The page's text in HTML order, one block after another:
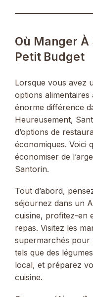
Où Manger À
Petit Budget
Lorsque vous avez
options
énorme différence
Heureusement,
d’options de
économiques. Voici
économiser de
Santorin.
Tout d’abord,
séjournez dans un
cuisine, profitez-en
repas. Visitez les
supermarchés pour
tels que des
local, et préparez
cuisine.